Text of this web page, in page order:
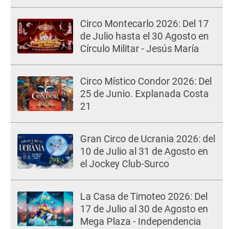
Circo Montecarlo 2026: Del 17
de Julio hasta el 30 Agosto en
Círculo Militar - Jesús María
Circo Místico Condor 2026: Del
25 de Junio. Explanada Costa
21
Gran Circo de Ucrania 2026: del
10 de Julio al 31 de Agosto en
el Jockey Club-Surco
La Casa de Timoteo 2026: Del
17 de Julio al 30 de Agosto en
Mega Plaza - Independencia